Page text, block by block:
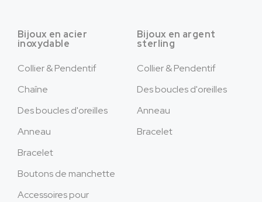
Bijoux en acier
inoxydable
Collier & Pendentif
Chaîne
Des boucles d'oreilles
Anneau
Bracelet
Boutons de manchette
Accessoires pour
Bijoux en argent
sterling
Collier & Pendentif
Des boucles d'oreilles
Anneau
Bracelet